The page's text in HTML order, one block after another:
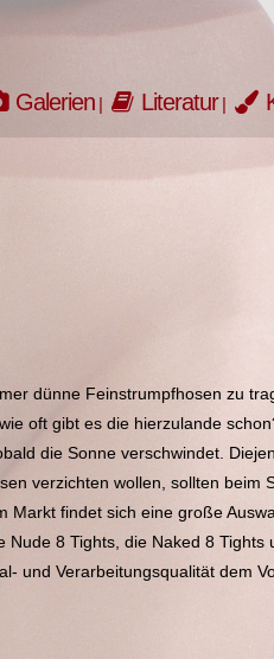
Galerien Literatur
dünne Feinstrumpfhosen zu
oft gibt es die hierzulande
die Sonne verschwindet.
verzichten wollen, sollten beim
Markt findet sich eine große
Nude 8 Tights, die Naked 8
und Verarbeitungsqualität dem